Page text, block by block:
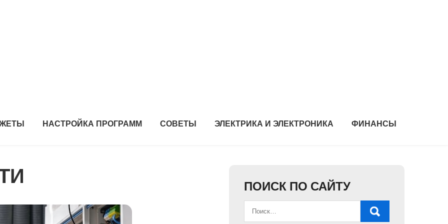
НАСТРОЙКА ПРОГРАММ СОВЕТЫ ЭЛЕКТРИКА И ЭЛЕКТРОНИКА ФИНАНСЫ
ПОИСК ПО САЙТУ